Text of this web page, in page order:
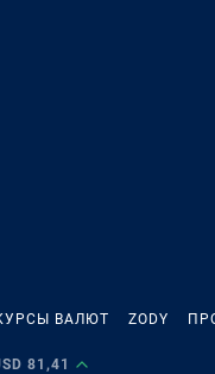
ВАЛЮТ ZODY
81,41